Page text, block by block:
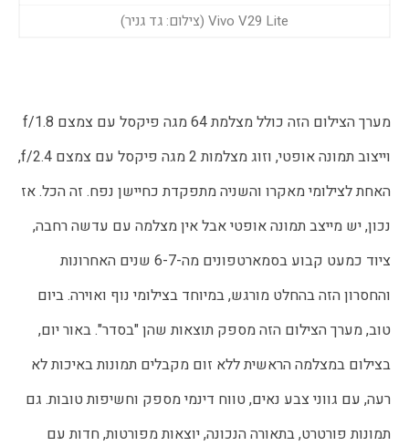
Vivo V29 Lite (צילום: גד גניר)
מערך הצילום הזה כולל מצלמת 64 מגה פיקסל עם צמצם f/1.8
וייצוב תמונה אופטי, וזוג מצלמות 2 מגה פיקסל עם צמצם f/2.4,
האחת לצילומי מאקרו והשניה מתפקדת כחיישן נפח. זה הכל. אז
נכון, יש מייצב תמונה אופטי אבל אין מצלמה עם עדשה רחבה,
ציוד כמעט קבוע בסמארטפונים מה-6-7 שנים האחרונות
והחסרון הזה בהחלט מורגש, במיוחד בצילומי נוף ואוירה. ביום
טוב, מערך הצילום הזה מספק תוצאות שהן "בסדר". באור יום,
בצילום במצלמה הראשית ללא זום מקבלים תמונות באיכות לא
רעה, עם גווני צבע נאים, טווח דינמי מספק וחשיפות טובות. גם
תמונות פורטרט, בתאורה הנכונה, יוצאות מפורטות, חדות עם